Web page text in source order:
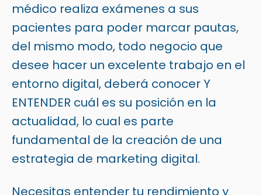
médico realiza exámenes a sus
pacientes para poder marcar pautas,
del mismo modo, todo negocio que
desee hacer un excelente trabajo en el
entorno digital, deberá conocer Y
ENTENDER cuál es su posición en la
actualidad, lo cual es parte
fundamental de la creación de una
estrategia de marketing digital.
Necesitas entender tu rendimiento y